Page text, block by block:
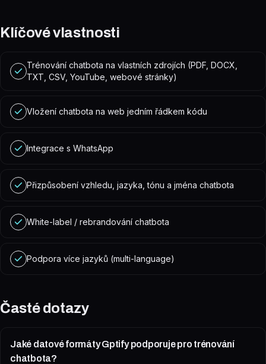
Klíčové vlastnosti
Trénování chatbota na vlastních zdrojích (PDF, DOCX,
TXT, CSV, YouTube, webové stránky)
Vložení chatbota na web jedním řádkem kódu
Integrace s WhatsApp
Přizpůsobení vzhledu, jazyka, tónu a jména chatbota
White-label / rebrandování chatbota
Podpora více jazyků (multi-language)
Časté dotazy
Jaké datové formáty Gptify podporuje pro trénování
chatbota?